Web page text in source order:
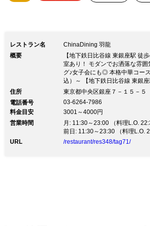
やショッピングの合
な創作料理をご堪能
レストラン名
ChinaDining 羽龍
概要
【地下鉄日比谷線 東銀座駅 徒
室あり！ モダンでお洒落な雰
グ♪女子会にも◎ 本格中華コー
込）～ 【地下鉄日比谷線 東銀
完全個室あり！ モダンでお洒落
（税込）～モノトーンの落ち着
な、本格中華ダイニングです☆
ージを払拭する店内は、カフェ
とさせる雰囲気です。 本場揚州
華料理を、モダンな空間でお楽
住所
東京都中央区銀座７－１５－
電話番号
03-6264-7986
料金目安
3001～4000円
営業時間
月: 11:30～23:00 （料理L.O.
前日: 11:30～23:30 （料理L.O.
URL
/restaurant/res348/tag71/